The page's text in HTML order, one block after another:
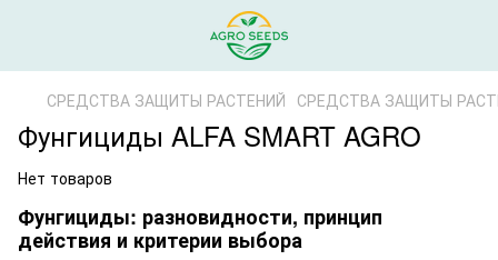
СРЕДСТВА ЗАЩИТЫ РАСТЕНИЙ СРЕДСТВА ЗАЩИТЫ
Фунгициды ALFA SMART AGRO
Нет товаров
Фунгициды: разновидности, принцип
действия и критерии выбора